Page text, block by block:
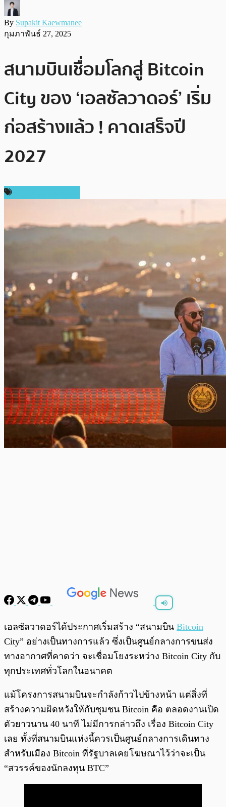
By Supakit Kaewmanee
กุมภาพันธ์ 27, 2025
สนามบินเชื่อมโลกสู่ Bitcoin
City ของ ‘เอลซัลวาดอร์’ เริ่ม
ก่อสร้างแล้ว ! คาดเสร็จปี
2027
เอลซัลวาดอร์ได้ประกาศเริ่มสร้าง “สนามบิน Bitcoin
City” อย่างเป็นทางการแล้ว ซึ่งเป็นศูนย์กลางการขนส่ง
ทางอากาศที่คาดว่า จะเชื่อมโยงระหว่าง Bitcoin City กับ
ทุกประเทศทั่วโลกในอนาคต
แม้โครงการสนามบินจะกำลังก้าวไปข้างหน้า แต่สิ่งที่
สร้างความผิดหวังให้กับชุมชน Bitcoin คือ ตลอดงานเปิด
ตัวยาวนาน 40 นาที ไม่มีการกล่าวถึง เรื่อง Bitcoin City
เลย ทั้งที่สนามบินแห่งนี้ควรเป็นศูนย์กลางการเดินทาง
สำหรับเมือง Bitcoin ที่รัฐบาลเคยโฆษณาไว้ว่าจะเป็น
“สวรรค์ของนักลงทุน BTC”